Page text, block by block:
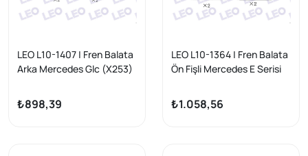
LEO L10-1407 | Fren Balata
Arka Mercedes Glc (X253)
₺898,39
LEO L10-1364 | Fren Balata
Ön Fişli Mercedes E Serisi
/ E Serisi (W124) E 200
1993-1995 / E Serisi
₺1.058,56